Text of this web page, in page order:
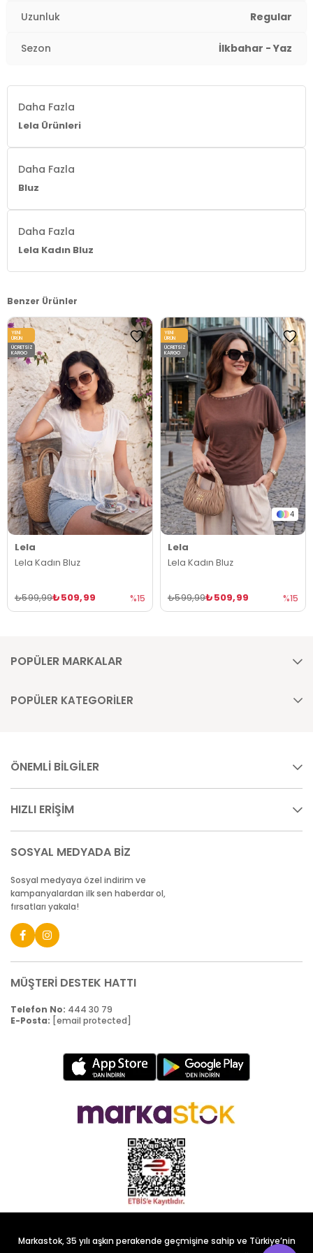
Yaş Grubu:
2DY5861416Y.6677
Uzunluk Regular
Sezon İlkbahar - Yaz
Daha Fazla
Lela Ürünleri
Daha Fazla
Bluz
Daha Fazla
Lela Kadın Bluz
Benzer Ürünler
Lela
Lela Kadın Bluz
₺509,99
₺599,99 %15
YENI
ÜRÜN
ÜCRETSIZ
KARGO
4
Lela
Lela Kadın Bluz
₺509,99
₺599,99 %15
YENI
ÜRÜN
ÜCRETSIZ
KARGO
POPÜLER MARKALAR
POPÜLER KATEGORİLER
ÖNEMLİ BİLGİLER
HIZLI ERİŞİM
SOSYAL MEDYADA BİZ
Sosyal medyaya özel indirim ve
kampanyalardan ilk sen haberdar ol,
fırsatları yakala!
MÜŞTERİ DESTEK HATTI
Telefon No: 444 30 79
E-Posta: [email protected]
Markastok, 35 yılı aşkın perakende geçmişine sahip ve Türkiye’nin